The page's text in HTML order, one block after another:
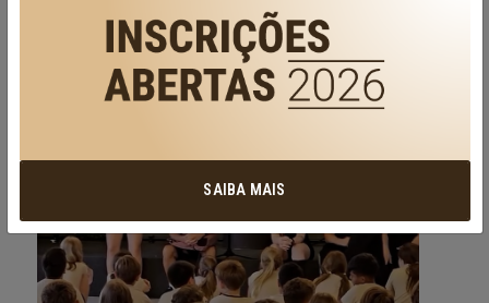
SAIBA MAIS